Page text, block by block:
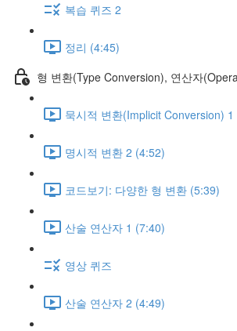
복습 퀴즈 2
정리 (4:45)
형 변환(Type Conversion), 연산자
묵시적 변환(Implicit Conversion)
명시적 변환 2 (4:52)
코드보기: 다양한 형 변환 (5:39)
산술 연산자 1 (7:40)
영상 퀴즈
산술 연산자 2 (4:49)